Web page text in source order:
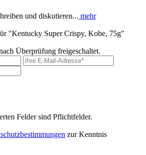
und diskutieren... mehr
"Kentucky Super Crispy, Kobe, 75g"
Überprüfung freigeschaltet.
Felder sind Pflichtfelder.
zur Kenntnis